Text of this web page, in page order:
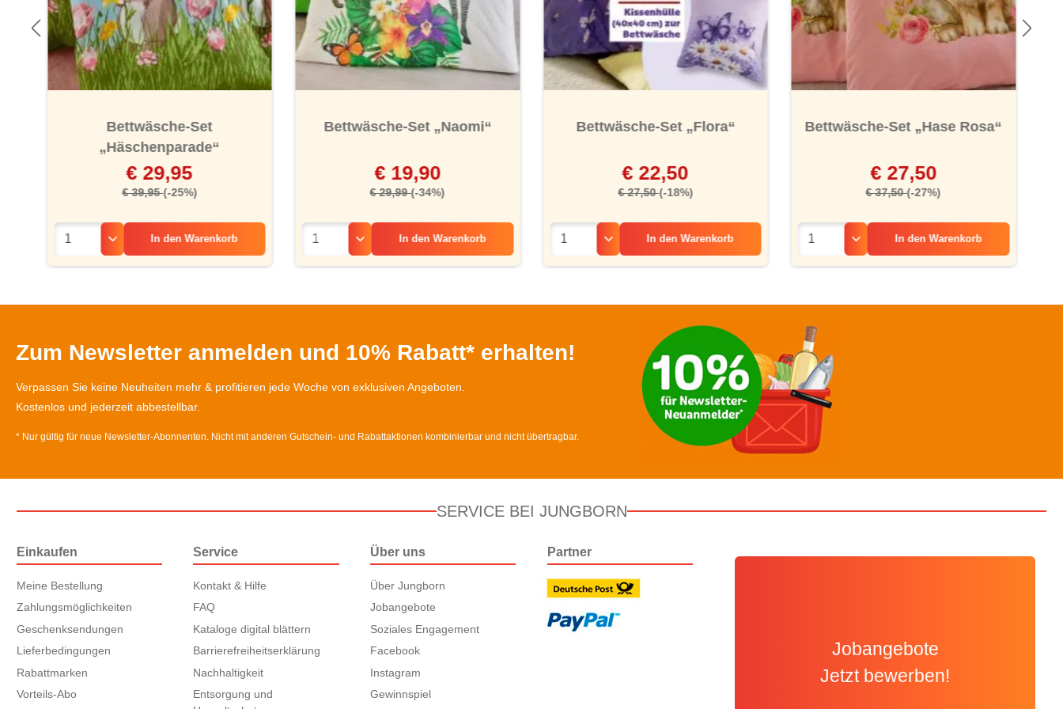
Bettwäsche-Set
„Häschenparade“
€ 29,95
€ 39,95(-25%)
In den Warenkorb
Bettwäsche-Set „Naomi“
€ 19,90
€ 29,99(-34%)
In den Warenkorb
Bettwäsche-Set „Flora“
€ 22,50
€ 27,50(-18%)
In den Warenkorb
Bettwäsche-Set „Hase Rosa“
€ 27,50
€ 37,50(-27%)
In den Warenkorb
Zum Newsletter anmelden und 10% Rabatt* erhalten!
Verpassen Sie keine Neuheiten mehr & profitieren jede Woche von exklusiven Angeboten.
Kostenlos und jederzeit abbestellbar.
* Nur gültig für neue Newsletter-Abonnenten. Nicht mit anderen Gutschein- und Rabattaktionen kombinierbar und nicht übertragbar.
SERVICE BEI JUNGBORN
Einkaufen
Meine Bestellung
Zahlungsmöglichkeiten
Geschenksendungen
Lieferbedingungen
Rabattmarken
Vorteils-Abo
Service
Kontakt & Hilfe
FAQ
Kataloge digital blättern
Barrierefreiheitserklärung
Nachhaltigkeit
Entsorgung und
Über uns
Über Jungborn
Jobangebote
Soziales Engagement
Facebook
Instagram
Gewinnspiel
Partner
Jobangebote
Jetzt bewerben!